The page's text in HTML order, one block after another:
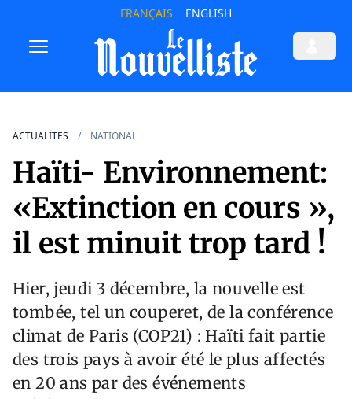
FRANÇAIS ENGLISH
ACTUALITES NATIONAL
Haïti- Environnement:
«Extinction en cours »,
il est minuit trop tard !
Hier, jeudi 3 décembre, la nouvelle est
tombée, tel un couperet, de la conférence
climat de Paris (COP21) : Haïti fait partie
des trois pays à avoir été le plus affectés
en 20 ans par des événements